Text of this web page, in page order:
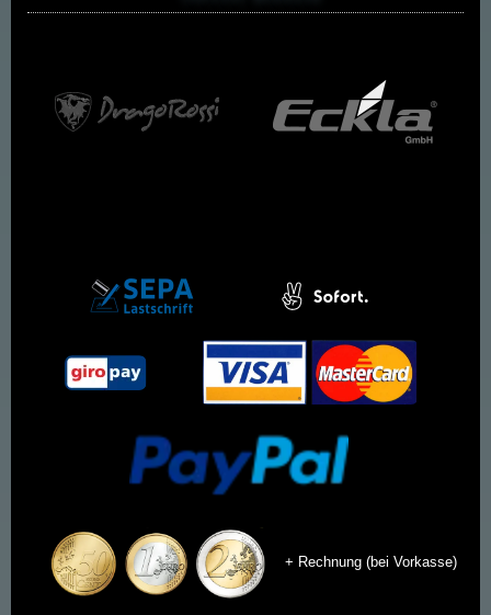
+ Rechnung (bei Vorkasse)